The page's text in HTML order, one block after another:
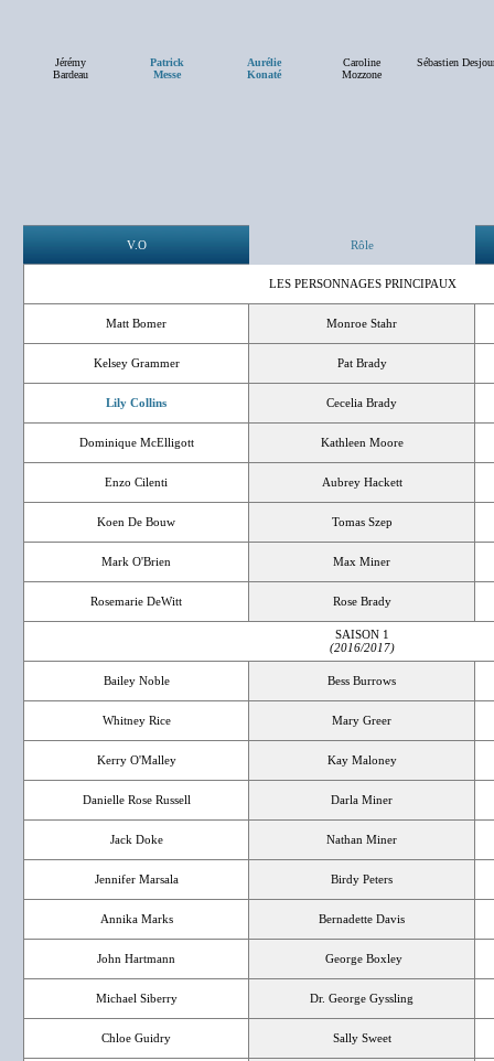
Jérémy
Bardeau
Patrick
Messe
Aurélie
Konaté
Caroline
Mozzone
Sébastien
V.O Rôle
LES PERSONNAGES PRINCIPAUX
Matt Bomer Monroe Stahr
Kelsey Grammer Pat Brady
Lily Collins Cecelia Brady
Dominique McElligott Kathleen Moore
Enzo Cilenti Aubrey Hackett
Koen De Bouw Tomas Szep
Mark O'Brien Max Miner
Rosemarie DeWitt Rose Brady
SAISON 1
(2016/2017)
Bailey Noble Bess Burrows
Whitney Rice Mary Greer
Kerry O'Malley Kay Maloney
Danielle Rose Russell Darla Miner
Jack Doke Nathan Miner
Jennifer Marsala Birdy Peters
Annika Marks Bernadette Davis
John Hartmann George Boxley
Michael Siberry Dr. George Gyssling
Chloe Guidry Sally Sweet